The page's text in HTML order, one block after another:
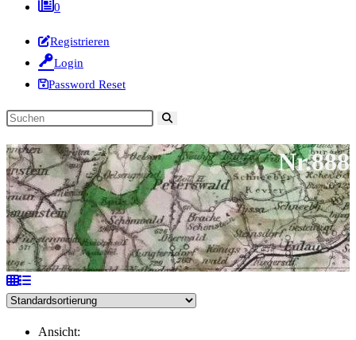
0
Registrieren
Login
Password Reset
Diese
durchsuchen
Nr.888
Ansicht: